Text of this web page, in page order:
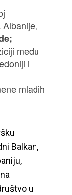
Albanije,
;
među
i
mladih
Balkan,
u